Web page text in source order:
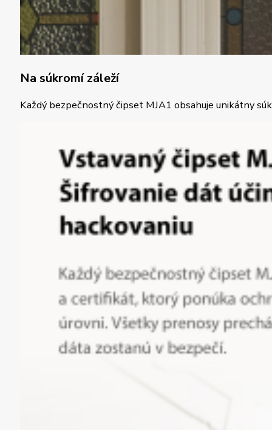
Na súkromí záleží
Každý bezpečnostný čipset MJA1 obsahuje unikátny